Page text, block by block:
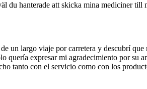
du hanterade att skicka mina mediciner
de un largo viaje por carretera y descubrí
quería expresar mi agradecimiento por su
tanto con el servicio como con los